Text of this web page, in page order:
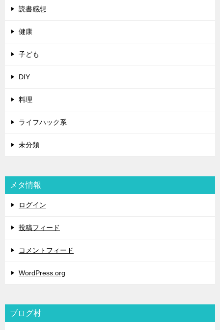
読書感想
健康
子ども
DIY
料理
ライフハック系
未分類
メタ情報
ログイン
投稿フィード
コメントフィード
WordPress.org
ブログ村